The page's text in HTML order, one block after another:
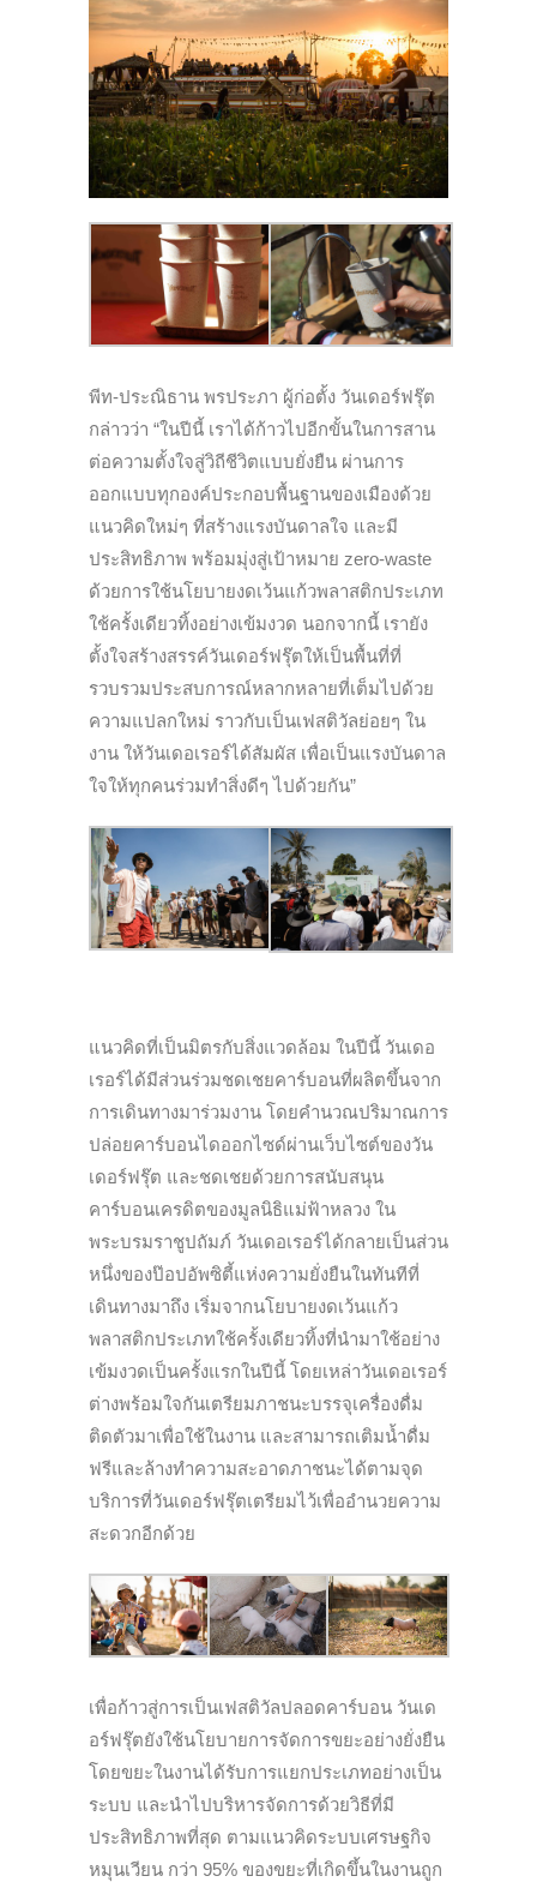
พีท-ประณิธาน พรประภา ผู้ก่อตั้ง วันเดอร์ฟรุ๊ต
กล่าวว่า “ในปีนี้ เราได้ก้าวไปอีกขั้นในการสาน
ต่อความตั้งใจสู่วิถีชีวิตแบบยั่งยืน ผ่านการ
ออกแบบทุกองค์ประกอบพื้นฐานของเมืองด้วย
แนวคิดใหม่ๆ ที่สร้างแรงบันดาลใจ และมี
ประสิทธิภาพ พร้อมมุ่งสู่เป้าหมาย zero-waste
ด้วยการใช้นโยบายงดเว้นแก้วพลาสติกประเภท
ใช้ครั้งเดียวทิ้งอย่างเข้มงวด นอกจากนี้ เรายัง
ตั้งใจสร้างสรรค์วันเดอร์ฟรุ๊ตให้เป็นพื้นที่ที่
รวบรวมประสบการณ์หลากหลายที่เต็มไปด้วย
ความแปลกใหม่ ราวกับเป็นเฟสติวัลย่อยๆ ใน
งาน ให้วันเดอเรอร์ได้สัมผัส เพื่อเป็นแรงบันดาล
ใจให้ทุกคนร่วมทำสิ่งดีๆ ไปด้วยกัน”
แนวคิดที่เป็นมิตรกับสิ่งแวดล้อม ในปีนี้ วันเดอ
เรอร์ได้มีส่วนร่วมชดเชยคาร์บอนที่ผลิตขึ้นจาก
การเดินทางมาร่วมงาน โดยคำนวณปริมาณการ
ปล่อยคาร์บอนไดออกไซด์ผ่านเว็บไซต์ของวัน
เดอร์ฟรุ๊ต และชดเชยด้วยการสนับสนุน
คาร์บอนเครดิตของมูลนิธิแม่ฟ้าหลวง ใน
พระบรมราชูปถัมภ์ วันเดอเรอร์ได้กลายเป็นส่วน
หนึ่งของป๊อปอัพซิตี้แห่งความยั่งยืนในทันทีที่
เดินทางมาถึง เริ่มจากนโยบายงดเว้นแก้ว
พลาสติกประเภทใช้ครั้งเดียวทิ้งที่นำมาใช้อย่าง
เข้มงวดเป็นครั้งแรกในปีนี้ โดยเหล่าวันเดอเรอร์
ต่างพร้อมใจกันเตรียมภาชนะบรรจุเครื่องดื่ม
ติดตัวมาเพื่อใช้ในงาน และสามารถเติมน้ำดื่ม
ฟรีและล้างทำความสะอาดภาชนะได้ตามจุด
บริการที่วันเดอร์ฟรุ๊ตเตรียมไว้เพื่ออำนวยความ
สะดวกอีกด้วย
เพื่อก้าวสู่การเป็นเฟสติวัลปลอดคาร์บอน วันเด
อร์ฟรุ๊ตยังใช้นโยบายการจัดการขยะอย่างยั่งยืน
โดยขยะในงานได้รับการแยกประเภทอย่างเป็น
ระบบ และนำไปบริหารจัดการด้วยวิธีที่มี
ประสิทธิภาพที่สุด ตามแนวคิดระบบเศรษฐกิจ
หมุนเวียน กว่า 95% ของขยะที่เกิดขึ้นในงานถูก